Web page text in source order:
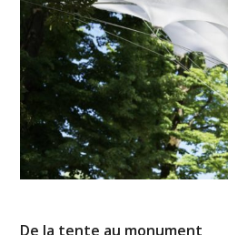
De la tente au monument